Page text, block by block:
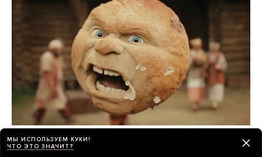
Российские прокатчики передвинули
премьеру нового «Человека-паука»,
МЫ ИСПОЛЬЗУЕМ КУКИ!
ЧТО ЭТО ЗНАЧИТ?